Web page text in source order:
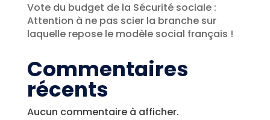
Vote du budget de la Sécurité sociale :
Attention à ne pas scier la branche sur
laquelle repose le modèle social français !
Commentaires
récents
Aucun commentaire à afficher.